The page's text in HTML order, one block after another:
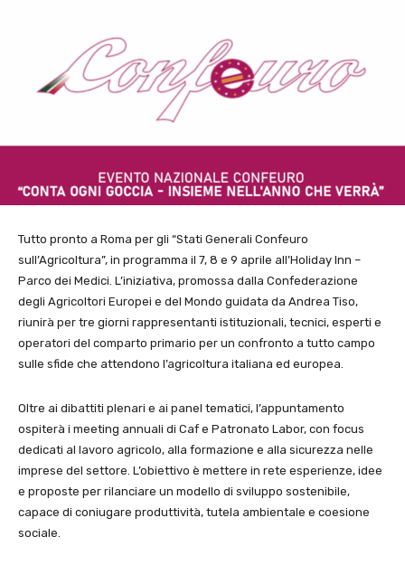
Tutto pronto a Roma per gli “Stati Generali Confeuro
sull’Agricoltura”, in programma il 7, 8 e 9 aprile all’Holiday Inn –
Parco dei Medici. L’iniziativa, promossa dalla Confederazione
degli Agricoltori Europei e del Mondo guidata da Andrea Tiso,
riunirà per tre giorni rappresentanti istituzionali, tecnici, esperti e
operatori del comparto primario per un confronto a tutto campo
sulle sfide che attendono l’agricoltura italiana ed europea.
Oltre ai dibattiti plenari e ai panel tematici, l’appuntamento
ospiterà i meeting annuali di Caf e Patronato Labor, con focus
dedicati al lavoro agricolo, alla formazione e alla sicurezza nelle
imprese del settore. L’obiettivo è mettere in rete esperienze, idee
e proposte per rilanciare un modello di sviluppo sostenibile,
capace di coniugare produttività, tutela ambientale e coesione
sociale.